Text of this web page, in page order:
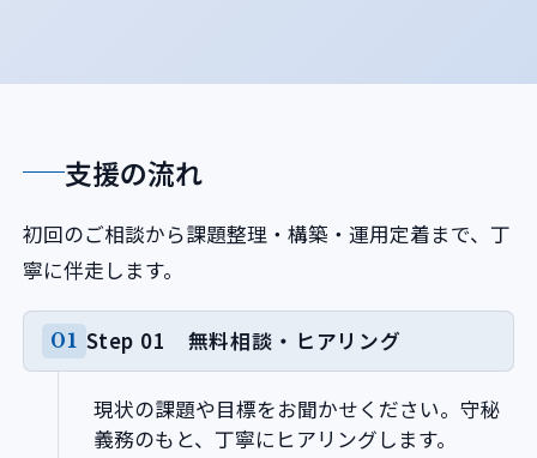
支援の流れ
初回のご相談から課題整理・構築・運用定着まで、丁
寧に伴走します。
Step 01 無料相談・ヒアリング
現状の課題や目標をお聞かせください。守秘
義務のもと、丁寧にヒアリングします。